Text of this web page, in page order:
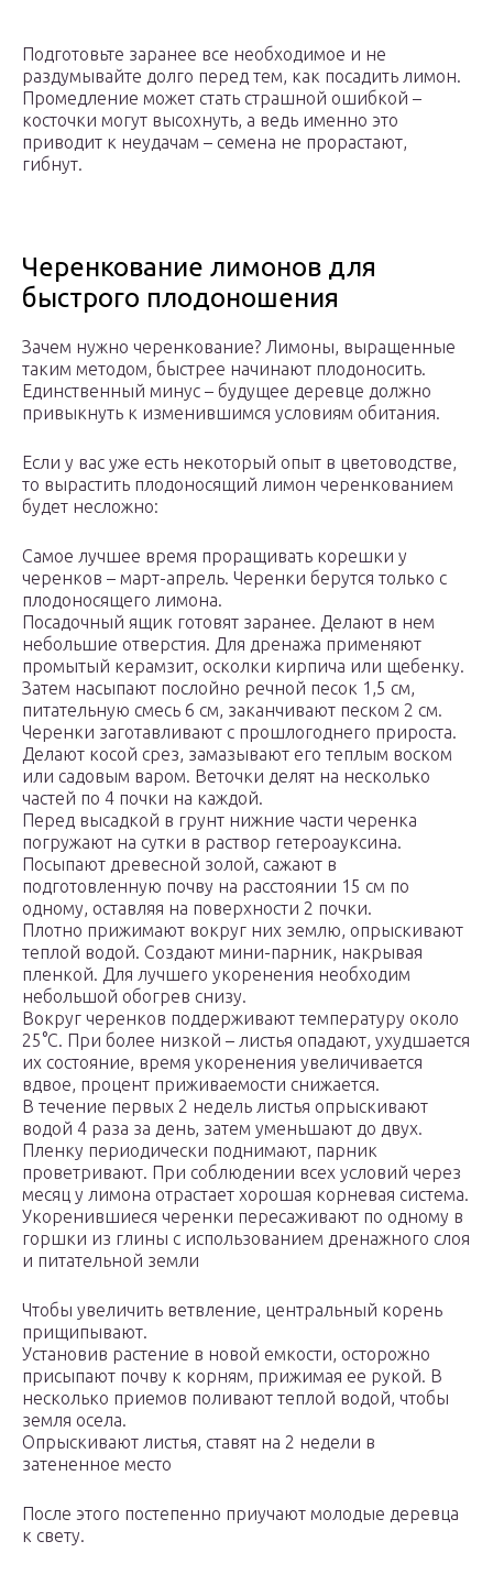
Подготовьте заранее все необходимое и не
раздумывайте долго перед тем, как посадить лимон.
Промедление может стать страшной ошибкой –
косточки могут высохнуть, а ведь именно это
приводит к неудачам – семена не прорастают,
гибнут.
Черенкование лимонов для
быстрого плодоношения
Зачем нужно черенкование? Лимоны, выращенные
таким методом, быстрее начинают плодоносить.
Единственный минус – будущее деревце должно
привыкнуть к изменившимся условиям обитания.
Если у вас уже есть некоторый опыт в цветоводстве,
то вырастить плодоносящий лимон черенкованием
будет несложно:
Самое лучшее время проращивать корешки у
черенков – март-апрель. Черенки берутся только с
плодоносящего лимона.
Посадочный ящик готовят заранее. Делают в нем
небольшие отверстия. Для дренажа применяют
промытый керамзит, осколки кирпича или щебенку.
Затем насыпают послойно речной песок 1,5 см,
питательную смесь 6 см, заканчивают песком 2 см.
Черенки заготавливают с прошлогоднего прироста.
Делают косой срез, замазывают его теплым воском
или садовым варом. Веточки делят на несколько
частей по 4 почки на каждой.
Перед высадкой в грунт нижние части черенка
погружают на сутки в раствор гетероауксина.
Посыпают древесной золой, сажают в
подготовленную почву на расстоянии 15 см по
одному, оставляя на поверхности 2 почки.
Плотно прижимают вокруг них землю, опрыскивают
теплой водой. Создают мини-парник, накрывая
пленкой. Для лучшего укоренения необходим
небольшой обогрев снизу.
Вокруг черенков поддерживают температуру около
25°C. При более низкой – листья опадают, ухудшается
их состояние, время укоренения увеличивается
вдвое, процент приживаемости снижается.
В течение первых 2 недель листья опрыскивают
водой 4 раза за день, затем уменьшают до двух.
Пленку периодически поднимают, парник
проветривают. При соблюдении всех условий через
месяц у лимона отрастает хорошая корневая система.
Укоренившиеся черенки пересаживают по одному в
горшки из глины с использованием дренажного слоя
и питательной земли
Чтобы увеличить ветвление, центральный корень
прищипывают.
Установив растение в новой емкости, осторожно
присыпают почву к корням, прижимая ее рукой. В
несколько приемов поливают теплой водой, чтобы
земля осела.
Опрыскивают листья, ставят на 2 недели в
затененное место
После этого постепенно приучают молодые деревца
к свету.